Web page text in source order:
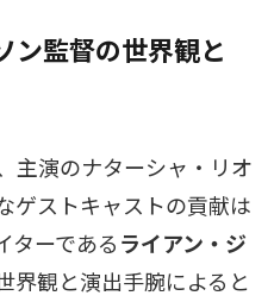
ン監督の世界観と
主演のナターシャ・リオ
ゲストキャストの貢献は
ターであるライアン・ジ
界観と演出手腕によると